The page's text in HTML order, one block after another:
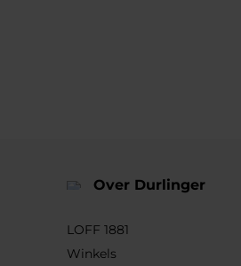
Over Durlinger
LOFF 1881
Winkels